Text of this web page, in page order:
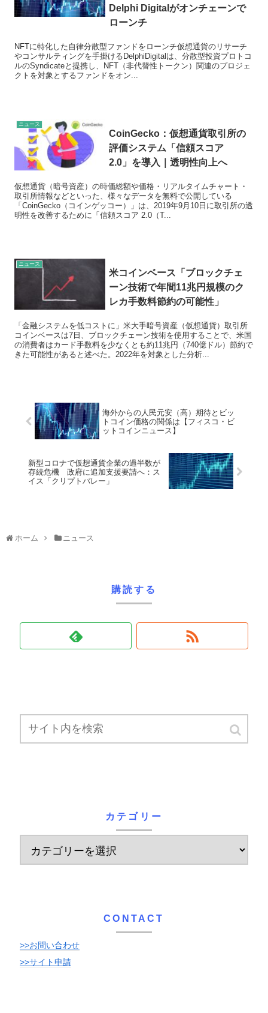
Delphi Digitalがオンチェーンで
ローンチ
NFTに特化した自律分散型ファンドをローンチ仮想通貨のリサーチ
やコンサルティングを手掛けるDelphiDigitalは、分散型投資プロトコ
ルのSyndicateと提携し、NFT（非代替性トークン）関連のプロジェ
クトを対象とするファンドをオン...
ニュース
CoinGecko：仮想通貨取引所の
評価システム「信頼スコア
2.0」を導入｜透明性向上へ
仮想通貨（暗号資産）の時価総額や価格・リアルタイムチャート・
取引所情報などといった、様々なデータを無料で公開している
「CoinGecko（コインゲッコー）」は、2019年9月10日に取引所の透
明性を改善するために「信頼スコア 2.0（T...
ニュース
米コインベース「ブロックチェ
ーン技術で年間11兆円規模のク
レカ手数料節約の可能性」
「金融システムを低コストに」米大手暗号資産（仮想通貨）取引所
コインベースは7日、ブロックチェーン技術を使用することで、米国
の消費者はカード手数料を少なくとも約11兆円（740億ドル）節約で
きた可能性があると述べた。2022年を対象とした分析...
海外からの人民元安（高）期待とビッ
トコイン価格の関係は【フィスコ・ビ
ットコインニュース】
新型コロナで仮想通貨企業の過半数が
存続危機 政府に追加支援要請へ：ス
イス「クリプトバレー」
ホーム ニュース
購読する
カテゴリー
CONTACT
>>お問い合わせ
>>サイト申請